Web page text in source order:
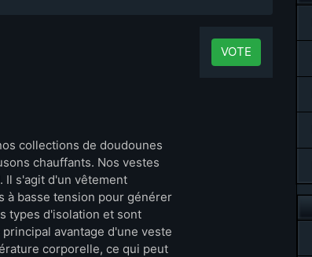
collections de doudounes
chauffants. Nos vestes
s'agit d'un vêtement
à basse tension pour générer
types d'isolation et sont
avantage d'une veste
corporelle, ce qui peut
VOTE